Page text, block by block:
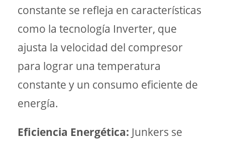
constante se refleja en características
como la tecnología Inverter, que
ajusta la velocidad del compresor
para lograr una temperatura
constante y un consumo eficiente de
energía.
Eficiencia Energética: Junkers se